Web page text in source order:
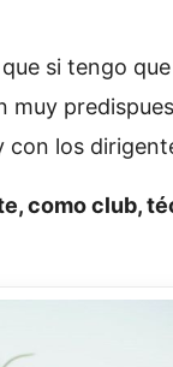
si tengo
muy
con los
como club,